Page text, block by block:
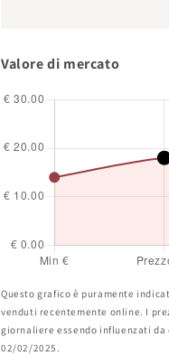
Valore di mercato
Questo grafico è puramente
venduti recentemente online. I
giornaliere essendo influenzati
02/02/2025.